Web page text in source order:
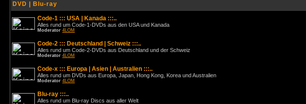
DVD | Blu-ray
Code-1 ::: USA | Kanada :::..
Alles rund um Code-1-DVDs aus den USA und Kanada
Moderator 4LOM
Code-2 ::: Deutschland | Schweiz :::..
Alles rund um Code-2-DVDs aus Deutschland und der Schweiz
Moderator 4LOM
Code-x ::: Europa | Asien | Australien :::..
Alles rund um DVDs aus Europa, Japan, Hong Kong, Korea und Australien
Moderator 4LOM
Blu-ray :::..
Alles rund um Blu-ray Discs aus aller Welt